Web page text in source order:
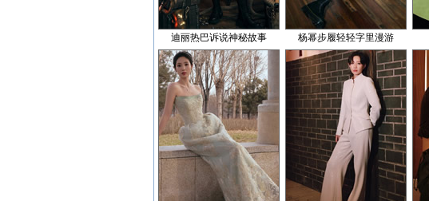
迪丽热巴诉说神秘故事 杨幂步履轻轻字里漫游